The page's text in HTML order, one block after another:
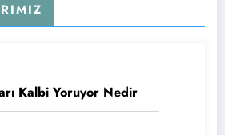
Kalbi Yoruyor Nedir